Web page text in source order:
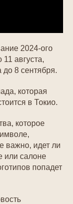
2024-ого
августа,
до 8 сентября.
которая
в Токио.
которое
важно, идет ли
или салоне
попадет